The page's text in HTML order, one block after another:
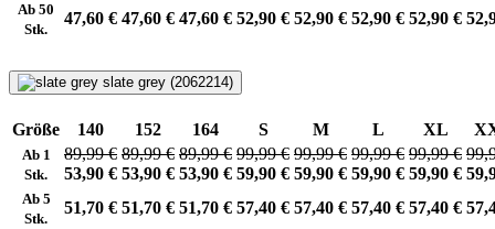
Ab 50
Stk.
47,60 € 47,60 € 47,60 € 52,90 € 52,90 € 52,90 € 52,90 €
slate grey (2062214)
Größe 140 152 164 S M L XL
Ab 1
Stk.
89,99 €
53,90 €
89,99 €
53,90 €
89,99 €
53,90 €
99,99 €
59,90 €
99,99 €
59,90 €
99,99 €
59,90 €
99,99 €
59,90 €
Ab 5
Stk.
51,70 € 51,70 € 51,70 € 57,40 € 57,40 € 57,40 € 57,40 €